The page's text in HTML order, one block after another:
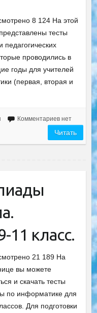
8 124 На этой
тесты
педагогических
проводились в
годы для учителей
(первая, вторая и
Комментариев нет
Читать
11 класс.
21 189 На
вы можете
и скачать тесты
по информатике для
Для подготовки